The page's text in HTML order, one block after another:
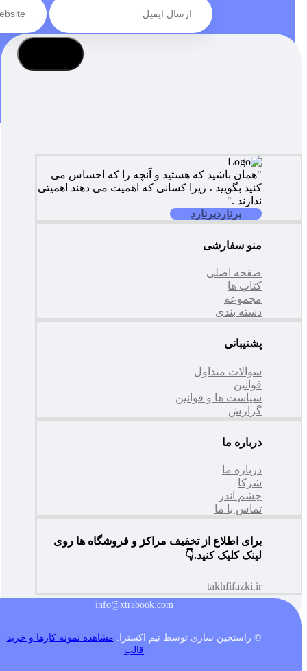
"همان باشید که هستید و آنچه را که احساس می
کنید بگویید ، زیرا کسانی که اهمیت می دهند اهمیتی
ندارند ."
برناردبرنارد
منو سفارشی
صفحه اصلی
کتاب ها
مجموعه
دسته بندی
پشتیبانی
سوالات متداول
قوانین
سیاست ها و قوانین
گزارش
درباره ما
درباره ما
شرکا
چشم اندز
تماس با ما
برای اطلاع از تخفیف مراکز و فروشگاه ها روی
لینک کلیک کنید.👇
takhfifazki.ir
info@xtrabook.com
© راستچین سازی توسط تیم اکسترا. مشاهده نمونه کارها و خرید
قالب